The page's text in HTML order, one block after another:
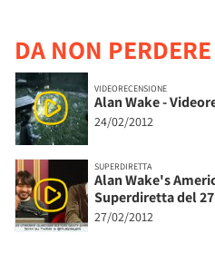
DA NON PERDERE
VIDEORECENSIONE
Alan Wake -
24/02/2012
SUPERDIRETTA
Alan Wake's
Superdiretta del
27/02/2012